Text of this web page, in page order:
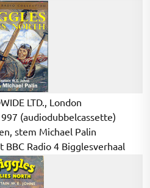
LTD., London
(audiodubbelcassette)
stem Michael Palin
Radio 4 Bigglesverhaal